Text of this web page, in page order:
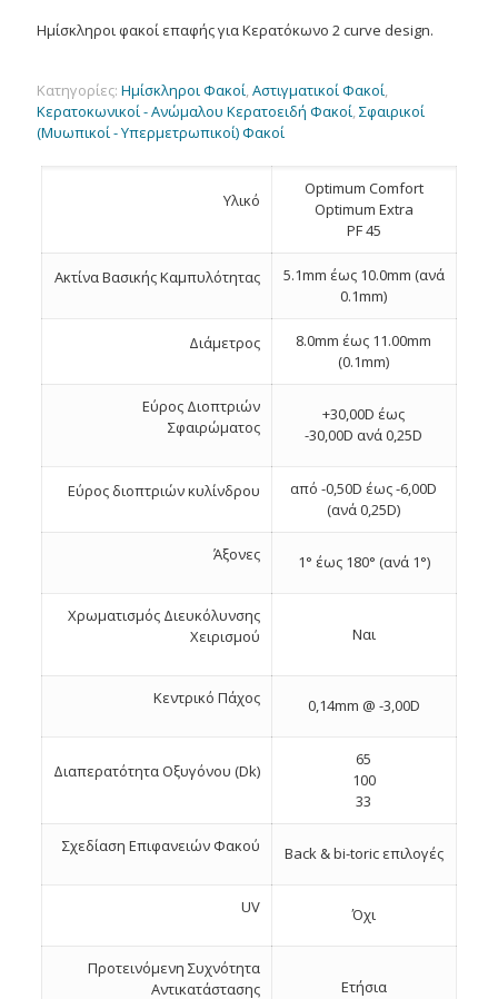
Ημίσκληροι φακοί επαφής για Κερατόκωνο 2 curve design.
Κατηγορίες: Hμίσκληροι Φακοί,Αστιγματικοί Φακοί,
Κερατοκωνικοί - Ανώμαλου Κερατοειδή Φακοί,Σφαιρικοί
(Μυωπικοί - Υπερμετρωπικοί) Φακοί
Υλικό
Optimum Comfort
Optimum Extra
PF 45
Ακτίνα Βασικής Καμπυλότητας
5.1mm έως 10.0mm (ανά
0.1mm)
Διάμετρος
8.0mm έως 11.00mm
(0.1mm)
Εύρος Διοπτριών
Σφαιρώματος
+30,00D έως
-30,00D ανά 0,25D
Εύρος διοπτριών κυλίνδρου
από -0,50D έως -6,00D
(ανά 0,25D)
Άξονες 1° έως 180° (ανά 1°)
Χρωματισμός Διευκόλυνσης
Χειρισμού
Ναι
Κεντρικό Πάχος 0,14mm @ -3,00D
Διαπερατότητα Οξυγόνου (Dk)
65
100
33
Σχεδίαση Eπιφανειών Φακού Back & bi-toric επιλογές
UV Όχι
Προτεινόμενη Συχνότητα
Αντικατάστασης
Ετήσια